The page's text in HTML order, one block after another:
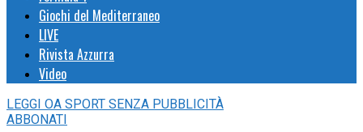
Giochi del Mediterraneo
LIVE
Rivista Azzurra
Video
LEGGI OA SPORT SENZA PUBBLICITÀ
ABBONATI